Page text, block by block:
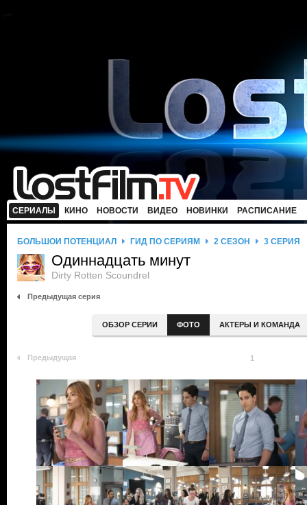
СЕРИАЛЫ КИНО НОВОСТИ ВИДЕО НОВИНКИ РАСПИСАНИЕ
БОЛЬШОЙ ПОТЕНЦИАЛ ГИД ПО СЕРИЯМ 2 СЕЗОН 3 СЕРИЯ
Одиннадцать минут
Dirty Rotten Scoundrel
Предыдущая серия
ОБЗОР СЕРИИ ФОТО АКТЕРЫ И КОМАНДА
Предыдущая 1